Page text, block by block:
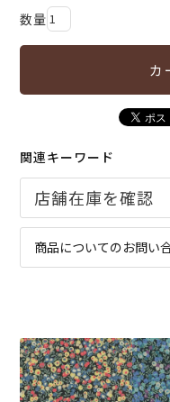
カ
関連キーワード
商品についてのお問い